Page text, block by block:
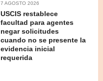
7 AGOSTO 2026
USCIS restablece
facultad para agentes
negar solicitudes
cuando no se presente la
evidencia inicial
requerida